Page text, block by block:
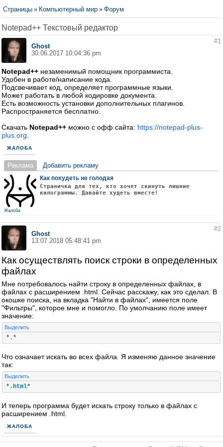
Страницы » Компьютерный мир » Форум
Notepad++ Текстовый редактор
Ghost
30.06.2017 10:04:36 pm
#1
Notepad++ незаменимый помощник программиста.
Удобен в работе/написание кода.
Подсвечивает код, определяет программные языки.
Может работать в любой кодировке документа.
Есть возможность установки дополнительных плагинов.
Распространяется бесплатно.
Скачать Notepad++ можно с офф сайта: https://notepad-plus-
plus.org
ЖАЛОБА
Реклама Добавить рекламу
Как похудеть не голодая
Страничка для тех, кто хочет скинуть лишние
килограммы. Давайте худеть вместе!
Жалоба
Ghost
13.07.2018 05:48:41 pm
#2
Как осуществлять поиск строки в определенных
файлах
Мне потребовалось найти строку в определенных файлах, в
файлах с расширением .html. Сейчас расскажу, как это сделал. В
окошке поиска, на вкладка "Найти в файлах", имеется поле
"Фильтры", которое мне и помогло. По умолчанию поле имеет
значение:
Выделить
*.*
Что означает искать во всех файла. Я изменяю данное значение
так:
Выделить
*.html*
И теперь программа будет искать строку только в файлах с
расширением .html.
ЖАЛОБА